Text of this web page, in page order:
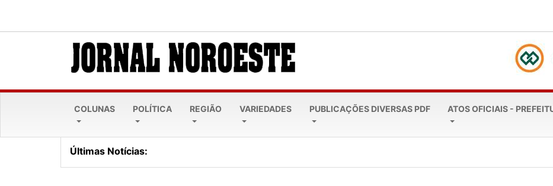
COLUNAS POLÍTICA REGIÃO VARIEDADES PUBLICAÇÕES DIVERSAS PDF ATOS OFICIAIS -
Últimas Notícias: